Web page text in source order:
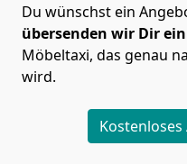
Du wünschst ein
übersenden wir Dir
Möbeltaxi, das genau
wird.